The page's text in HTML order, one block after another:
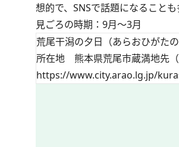
想的で、SNSで話題になることも
見ごろの時期：9月～3月
荒尾干潟の夕日（あらおひがたの
所在地 熊本県荒尾市蔵満地先（
https://www.city.arao.lg.jp/